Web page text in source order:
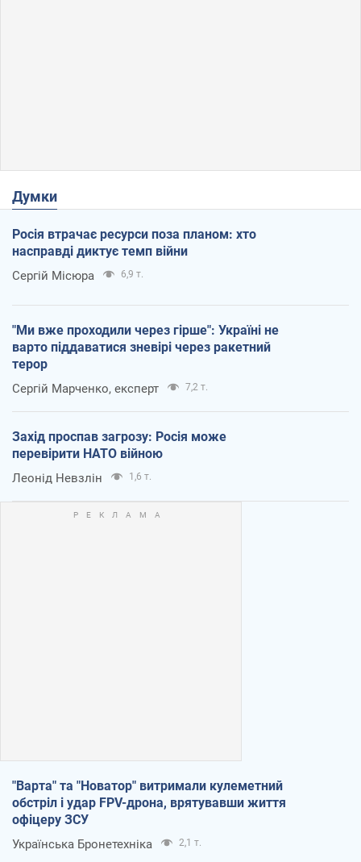
Думки
Росія втрачає ресурси поза планом: хто
насправді диктує темп війни
Сергій Місюра 6,9 т.
"Ми вже проходили через гірше": Україні не
варто піддаватися зневірі через ракетний
терор
Сергій Марченко, експерт 7,2 т.
Захід проспав загрозу: Росія може
перевірити НАТО війною
Леонід Невзлін 1,6 т.
"Варта" та "Новатор" витримали кулеметний
обстріл і удар FPV-дрона, врятувавши життя
офіцеру ЗСУ
Українська Бронетехніка 2,1 т.